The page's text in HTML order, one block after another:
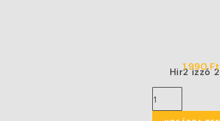
Hir2 izzó
1.990Ft